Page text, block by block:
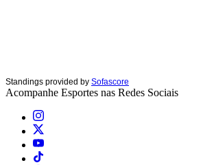
Standings provided by Sofascore
Acompanhe Esportes nas Redes Sociais